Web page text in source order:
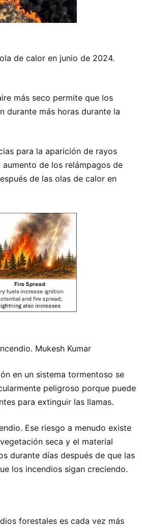
de calor en junio de 2024.
más seco permite que los
durante más horas durante la
para la aparición de rayos
de los relámpagos de
de las olas de calor en
Mukesh Kumar
en un sistema tormentoso se
peligroso porque puede
para extinguir las llamas.
Ese riesgo a menudo existe
seca y el material
durante días después de que las
los incendios sigan creciendo.
forestales es cada vez más